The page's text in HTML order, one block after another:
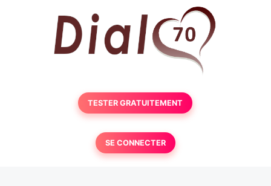
TESTER GRATUITEMENT
SE CONNECTER